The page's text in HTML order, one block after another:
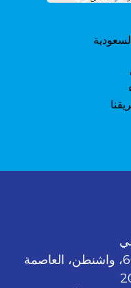
2025، M شارع NW جناح 600، واشنطن، العاصمة